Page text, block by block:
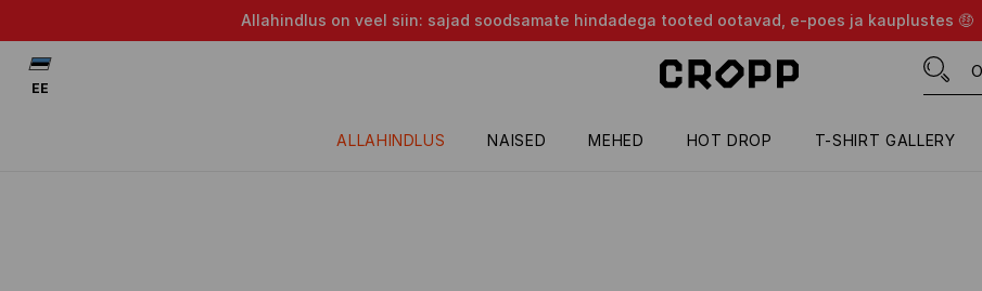
Allahindlus on veel siin: sajad soodsamate hindadega tooted ootavad, e-poes ja kauplustes 🤑
ALLAHINDLUS NAISED MEHED HOT DROP T-SHIRT GALLERY
EE